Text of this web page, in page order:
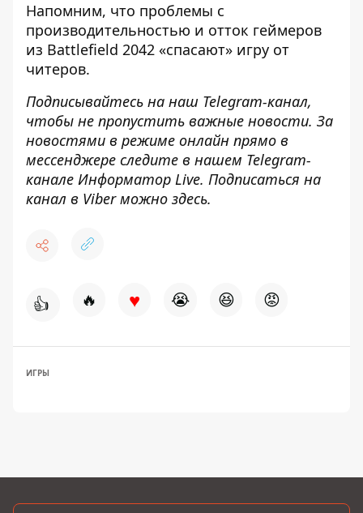
Напомним, что проблемы с
производительностью и отток геймеров
из Battlefield 2042 «спасают» игру от
читеров.
Подписывайтесь на наш Telegram-канал,
чтобы не пропустить важные новости. За
новостями в режиме онлайн прямо в
мессенджере следите в нашем Telegram-
канале Информатор Live. Подписаться на
канал в Viber можно здесь.
👍 🔥 ♥ 😭 😆 😡
ИГРЫ